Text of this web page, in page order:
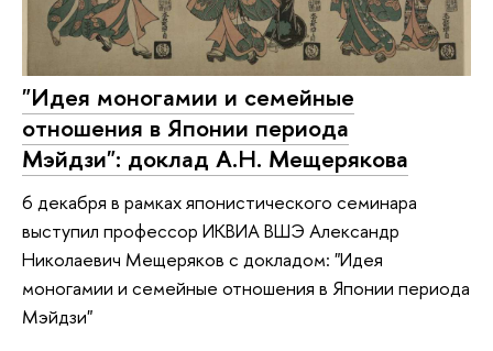
"Идея моногамии и семейные
отношения в Японии периода
Мэйдзи": доклад А.Н. Мещерякова
6 декабря в рамках японистического семинара
выступил профессор ИКВИА ВШЭ Александр
Николаевич Мещеряков с докладом: "Идея
моногамии и семейные отношения в Японии периода
Мэйдзи"